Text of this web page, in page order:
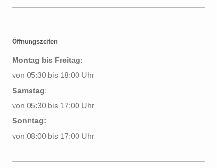
Öffnungszeiten
Montag bis Freitag:
von 05:30 bis 18:00 Uhr
Samstag:
von 05:30 bis 17:00 Uhr
Sonntag:
von 08:00 bis 17:00 Uhr